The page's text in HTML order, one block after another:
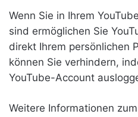
Wenn Sie in Ihrem
sind ermöglichen Sie
direkt Ihrem persönlichen
können Sie verhindern,
YouTube-Account
Weitere Informationen